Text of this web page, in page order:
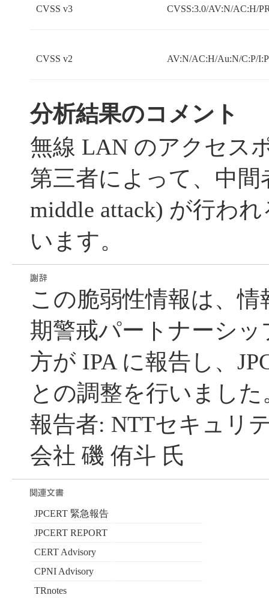
CVSS v3 CVSS:3.0/AV:N/AC:H/
CVSS v2 AV:N/AC:H/Au:N/C:P/
分析結果のコメント
無線 LAN のアクセス
第三者によって、中間
middle attack) が行わ
います。
この脆弱性情報は、
期警戒パートナーシ
方が IPA に報告し、
との調整を行いました
報告者: NTTセキュリ
会社 磯 侑斗 氏
JPCERT 緊急報告
JPCERT REPORT
CERT Advisory
CPNI Advisory
TRnotes